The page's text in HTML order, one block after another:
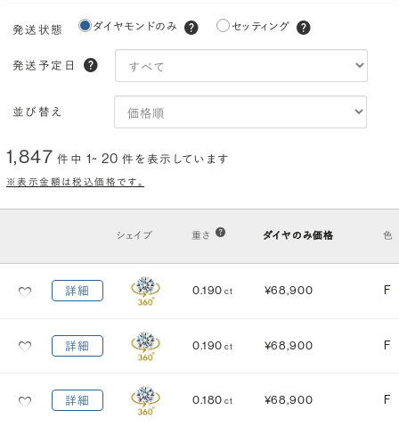
ブランドで人気の品質 ダイヤモンドでプロポーズにおすすめ
I
VS2 VS1 VVS2 VVS1 IF FL
カット(輝き)
Excellent 3EX H&C EX
鑑定機関
研磨状態
発送状態 ダイヤモンドのみ セッティング
発送予定日
並び替え
1,847件中 1~ 20件を表示しています
※表示金額は税込価格です。
シェイプ 重さ ダイヤのみ価格 色
詳細 0.190 ct ¥68,900 F
詳細 0.190 ct ¥68,900 F
詳細 0.180 ct ¥68,900 F